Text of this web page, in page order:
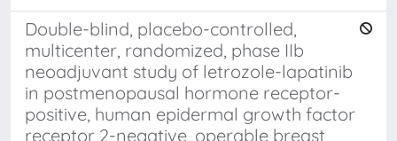
Double-blind, placebo-controlled,
multicenter, randomized, phase IIb
neoadjuvant study of letrozole-lapatinib
in postmenopausal hormone receptor-
positive, human epidermal growth factor
receptor 2-negative, operable breast